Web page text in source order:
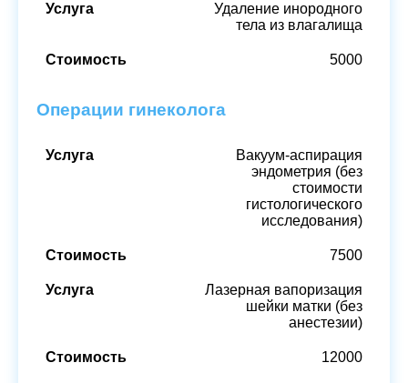
Удаление инородного
тела из влагалища
5000
Операции гинеколога
Вакуум-аспирация
эндометрия (без
стоимости
гистологического
исследования)
7500
Лазерная вапоризация
шейки матки (без
анестезии)
12000